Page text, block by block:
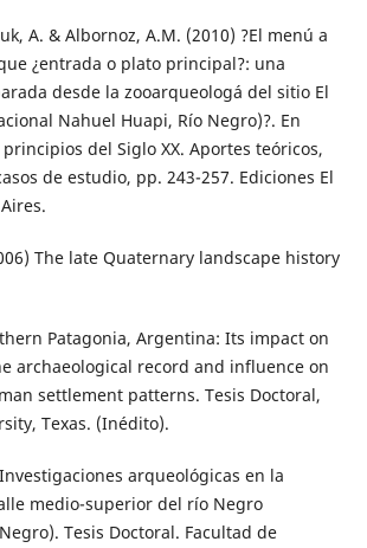
A. & Albornoz, A.M. (2010) ?El menú a
¿entrada o plato principal?: una
desde la zooarqueologá del sitio El
Nahuel Huapi, Río Negro)?. En
del Siglo XX. Aportes teóricos,
de estudio, pp. 243-257. Ediciones El
The late Quaternary landscape history
Patagonia, Argentina: Its impact on
archaeological record and influence on
settlement patterns. Tesis Doctoral,
Texas. (Inédito).
arqueológicas en la
medio-superior del río Negro
Tesis Doctoral. Facultad de